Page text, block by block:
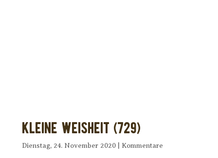
Kleine Weisheit (729)
Dienstag, 24. November 2020| Kommentare